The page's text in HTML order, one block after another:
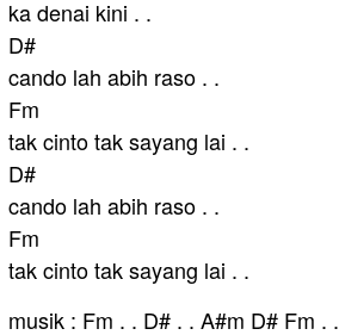
ka denai kini . .
D#
cando lah abih raso . .
Fm
tak cinto tak sayang lai . .
D#
cando lah abih raso . .
Fm
tak cinto tak sayang lai . .
musik : Fm . . D# . . A#m D# Fm . .